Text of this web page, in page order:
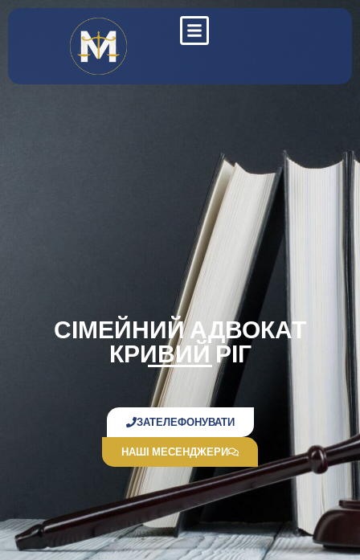
СІМЕЙНИЙ АДВОКАТ
КРИВИЙ РІГ
ЗАТЕЛЕФОНУВАТИ
НАШІ МЕСЕНДЖЕРИ